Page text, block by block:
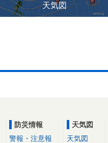
天気図
防災情報
警報・注意報
天気図
天気図